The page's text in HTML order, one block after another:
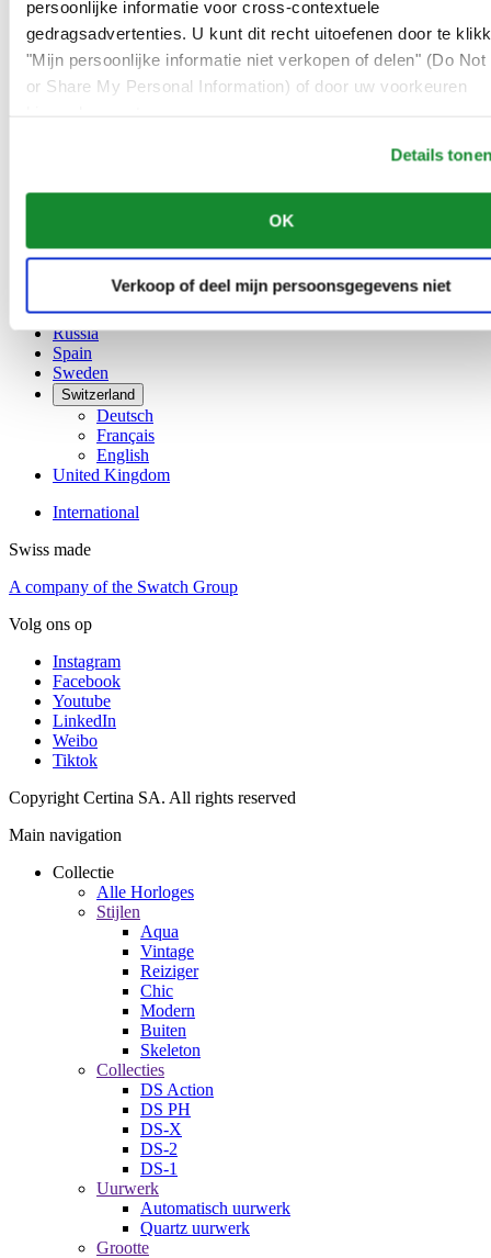
persoonlijke informatie voor cross-contextuele
gedragsadvertenties. U kunt dit recht uitoefenen door te
"Mijn persoonlijke informatie niet verkopen of delen" (Do Not
or Share My Personal Information) of door uw voorkeuren
Details
OK
Verkoop of deel mijn persoonsgegevens niet
China
English
简体中文
Denmark
Finland
Luxembourg
Netherlands
Russia
Spain
Sweden
Switzerland
Deutsch
Français
English
United Kingdom
International
Swiss made
A company of the Swatch Group
Volg ons op
Instagram
Facebook
Youtube
LinkedIn
Weibo
Tiktok
Copyright Certina SA. All rights reserved
Main navigation
Collectie
Alle Horloges
Stijlen
Aqua
Vintage
Reiziger
Chic
Modern
Buiten
Skeleton
Collecties
DS Action
DS PH
DS-X
DS-2
DS-1
Uurwerk
Automatisch uurwerk
Quartz uurwerk
Grootte